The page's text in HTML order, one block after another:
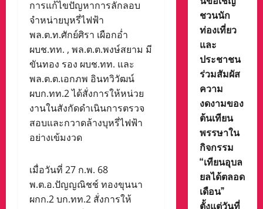
การแก้ไขปัญหาการลักลอบ
จำหน่ายบุหรี่ไฟฟ้า
พล.ต.ท.ศักย์ศิรา เผือกอ่ำ
ผบช.ทท. , พล.ต.ต.พงษ์สยาม มี
ขันทอง รอง ผบช.ทท. และ
พล.ต.ต.เอกภพ อินทวิวัฒน์
ผบก.ทท.2 ได้สั่งการให้หน่วย
งานในสังกัดดำเนินการตรวจ
สอบและกวาดล้างบุหรี่ไฟฟ้า
อย่างเข้มงวด
เมื่อวันที่ 27 ก.พ. 68
พ.ต.อ.ปัญญณิชช์ ทองขุนนา
ผกก.2 บก.ทท.2 สั่งการให้
ชวนนัก
ท่องเที่ยว
และ
ประชาชน
ร่วมสัมผัส
ความ
งดงามของ
ต้นเทียน
พรรษาใน
กิจกรรม
“เทียนอุบล
ยลได้ตลอด
เดือน”
ตั้งแต่วันที่